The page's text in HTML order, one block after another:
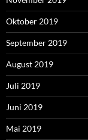
Oktober 2019
September 2019
August 2019
Juli 2019
Juni 2019
Mai 2019